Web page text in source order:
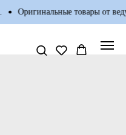
Оригинальные товары от